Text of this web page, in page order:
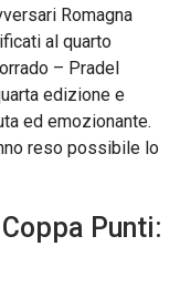
Romagna
al quarto
– Pradel
edizione e
ed emozionante.
reso possibile lo
Punti: